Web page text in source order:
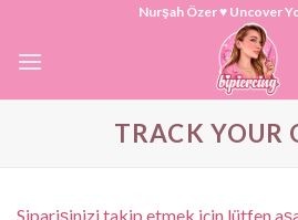
content
Nurşah Özer ♥ Uncover
TRACK YOUR
Siparişinizi takip etmek için lütfen